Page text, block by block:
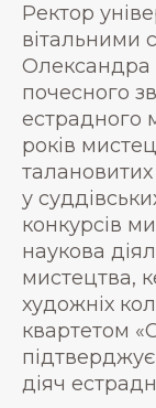
Ректор
вітальними
Олександра
почесного
естрадного
років
у
конкурсів
наукова
мистецтва,
художніх
квартетом
діяч